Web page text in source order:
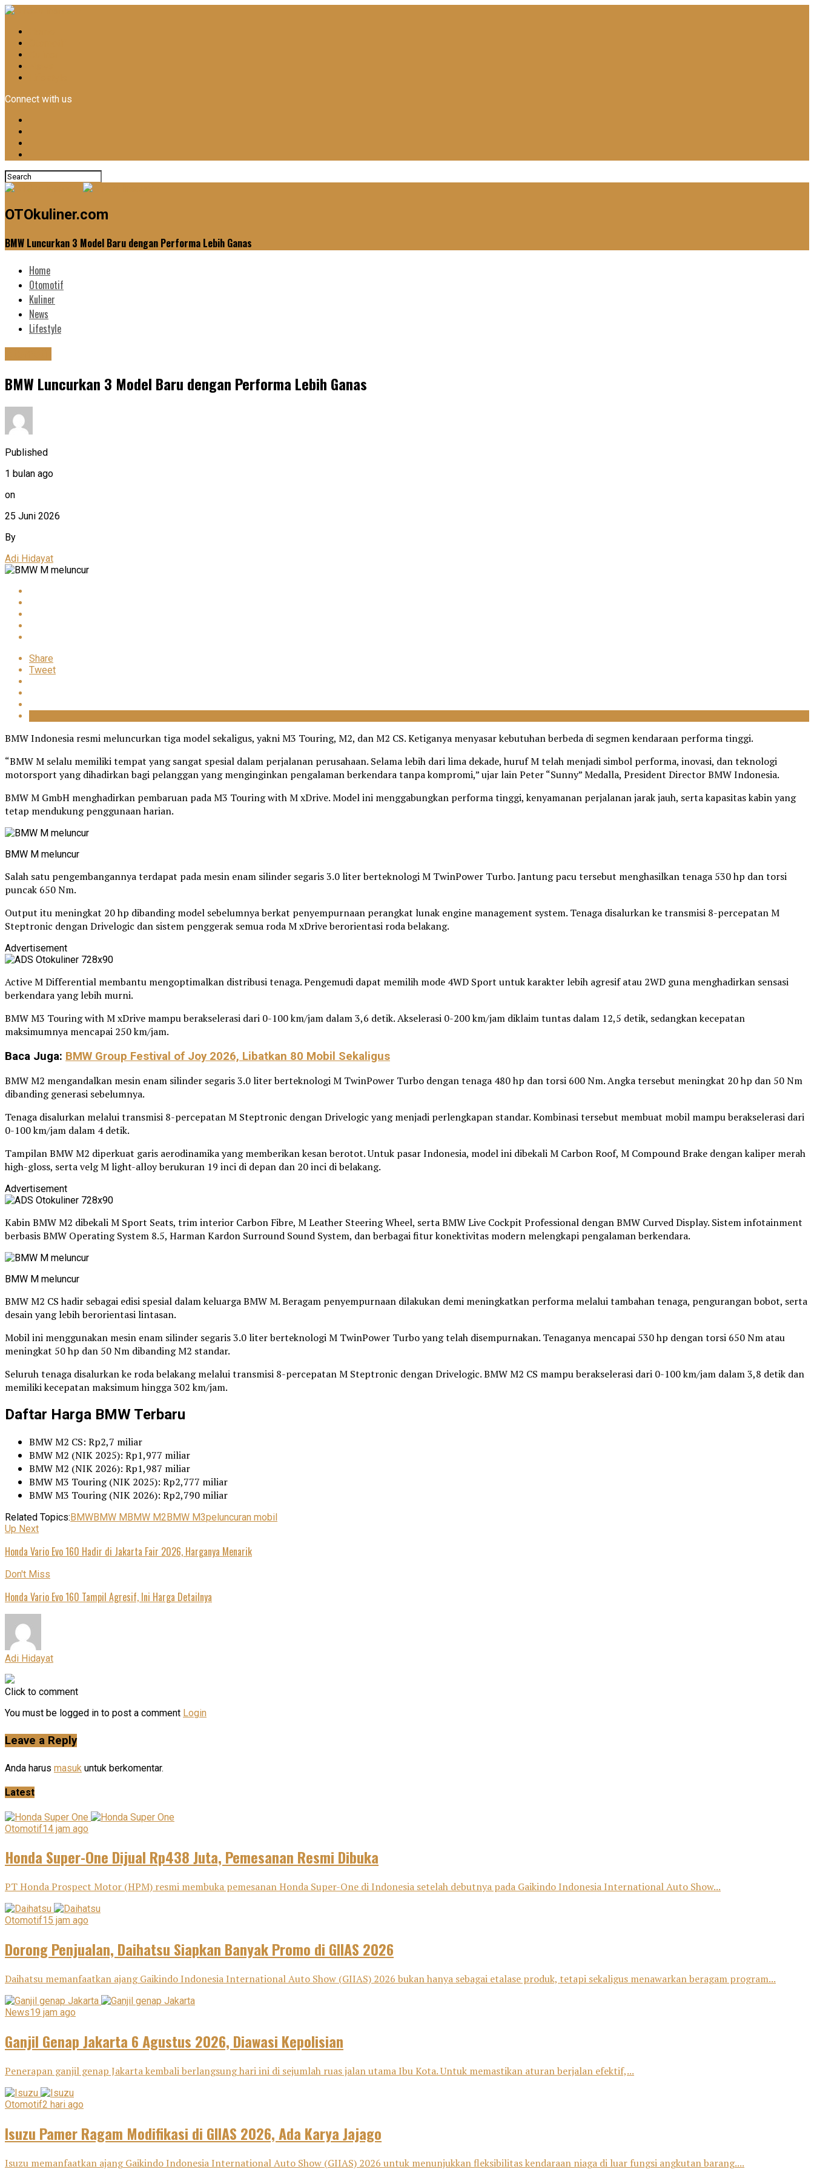
Connect with us
OTOkuliner.com
BMW Luncurkan 3 Model Baru dengan Performa Lebih Ganas
Home
Otomotif
Kuliner
News
Lifestyle
BMW Luncurkan 3 Model Baru dengan Performa Lebih Ganas
Published
1 bulan ago
on
25 Juni 2026
By
Adi Hidayat
Share
Tweet
BMW Indonesia resmi meluncurkan tiga model sekaligus, yakni M3 Touring, M2, dan M2 CS. Ketiganya menyasar kebutuhan berbeda di segmen kendaraan performa tinggi.
“BMW M selalu memiliki tempat yang sangat spesial dalam perjalanan perusahaan. Selama lebih dari lima dekade, huruf M telah menjadi simbol performa, inovasi, dan teknologi
motorsport yang dihadirkan bagi pelanggan yang menginginkan pengalaman berkendara tanpa kompromi,” ujar lain Peter “Sunny” Medalla, President Director BMW Indonesia.
BMW M GmbH menghadirkan pembaruan pada M3 Touring with M xDrive. Model ini menggabungkan performa tinggi, kenyamanan perjalanan jarak jauh, serta kapasitas kabin yang
tetap mendukung penggunaan harian.
BMW M meluncur
Salah satu pengembangannya terdapat pada mesin enam silinder segaris 3.0 liter berteknologi M TwinPower Turbo. Jantung pacu tersebut menghasilkan tenaga 530 hp dan torsi
puncak 650 Nm.
Output itu meningkat 20 hp dibanding model sebelumnya berkat penyempurnaan perangkat lunak engine management system. Tenaga disalurkan ke transmisi 8-percepatan M
Steptronic dengan Drivelogic dan sistem penggerak semua roda M xDrive berorientasi roda belakang.
Advertisement
Active M Differential membantu mengoptimalkan distribusi tenaga. Pengemudi dapat memilih mode 4WD Sport untuk karakter lebih agresif atau 2WD guna menghadirkan sensasi
berkendara yang lebih murni.
BMW M3 Touring with M xDrive mampu berakselerasi dari 0-100 km/jam dalam 3,6 detik. Akselerasi 0-200 km/jam diklaim tuntas dalam 12,5 detik, sedangkan kecepatan
maksimumnya mencapai 250 km/jam.
Baca Juga: BMW Group Festival of Joy 2026, Libatkan 80 Mobil Sekaligus
BMW M2 mengandalkan mesin enam silinder segaris 3.0 liter berteknologi M TwinPower Turbo dengan tenaga 480 hp dan torsi 600 Nm. Angka tersebut meningkat 20 hp dan 50 Nm
dibanding generasi sebelumnya.
Tenaga disalurkan melalui transmisi 8-percepatan M Steptronic dengan Drivelogic yang menjadi perlengkapan standar. Kombinasi tersebut membuat mobil mampu berakselerasi dari
0-100 km/jam dalam 4 detik.
Tampilan BMW M2 diperkuat garis aerodinamika yang memberikan kesan berotot. Untuk pasar Indonesia, model ini dibekali M Carbon Roof, M Compound Brake dengan kaliper merah
high-gloss, serta velg M light-alloy berukuran 19 inci di depan dan 20 inci di belakang.
Advertisement
Kabin BMW M2 dibekali M Sport Seats, trim interior Carbon Fibre, M Leather Steering Wheel, serta BMW Live Cockpit Professional dengan BMW Curved Display. Sistem infotainment
berbasis BMW Operating System 8.5, Harman Kardon Surround Sound System, dan berbagai fitur konektivitas modern melengkapi pengalaman berkendara.
BMW M meluncur
BMW M2 CS hadir sebagai edisi spesial dalam keluarga BMW M. Beragam penyempurnaan dilakukan demi meningkatkan performa melalui tambahan tenaga, pengurangan bobot, serta
desain yang lebih berorientasi lintasan.
Mobil ini menggunakan mesin enam silinder segaris 3.0 liter berteknologi M TwinPower Turbo yang telah disempurnakan. Tenaganya mencapai 530 hp dengan torsi 650 Nm atau
meningkat 50 hp dan 50 Nm dibanding M2 standar.
Seluruh tenaga disalurkan ke roda belakang melalui transmisi 8-percepatan M Steptronic dengan Drivelogic. BMW M2 CS mampu berakselerasi dari 0-100 km/jam dalam 3,8 detik dan
memiliki kecepatan maksimum hingga 302 km/jam.
Daftar Harga BMW Terbaru
BMW M2 CS: Rp2,7 miliar
BMW M2 (NIK 2025): Rp1,977 miliar
BMW M2 (NIK 2026): Rp1,987 miliar
BMW M3 Touring (NIK 2025): Rp2,777 miliar
BMW M3 Touring (NIK 2026): Rp2,790 miliar
Related Topics: BMWBMW M BMW M2 BMW M3peluncuran mobil
Up Next
Honda Vario Evo 160 Hadir di Jakarta Fair 2026, Harganya Menarik
Don't Miss
Honda Vario Evo 160 Tampil Agresif, Ini Harga Detailnya
Adi Hidayat
Click to comment
You must be logged in to post a comment Login
Leave a Reply
Anda harus masuk untuk berkomentar.
Latest
Otomotif14 jam ago
Honda Super-One Dijual Rp438 Juta, Pemesanan Resmi Dibuka
PT Honda Prospect Motor (HPM) resmi membuka pemesanan Honda Super-One di Indonesia setelah debutnya pada Gaikindo Indonesia International Auto Show...
Otomotif15 jam ago
Dorong Penjualan, Daihatsu Siapkan Banyak Promo di GIIAS 2026
Daihatsu memanfaatkan ajang Gaikindo Indonesia International Auto Show (GIIAS) 2026 bukan hanya sebagai etalase produk, tetapi sekaligus menawarkan beragam program...
News19 jam ago
Ganjil Genap Jakarta 6 Agustus 2026, Diawasi Kepolisian
Penerapan ganjil genap Jakarta kembali berlangsung hari ini di sejumlah ruas jalan utama Ibu Kota. Untuk memastikan aturan berjalan efektif,...
Otomotif2 hari ago
Isuzu Pamer Ragam Modifikasi di GIIAS 2026, Ada Karya Jajago
Isuzu memanfaatkan ajang Gaikindo Indonesia International Auto Show (GIIAS) 2026 untuk menunjukkan fleksibilitas kendaraan niaga di luar fungsi angkutan barang....